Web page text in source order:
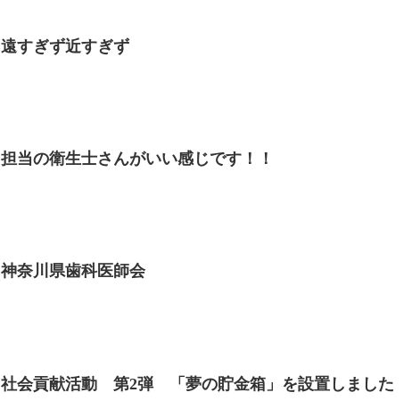
遠すぎず近すぎず
担当の衛生士さんがいい感じです！！
神奈川県歯科医師会
社会貢献活動 第2弾 「夢の貯金箱」を設置しました